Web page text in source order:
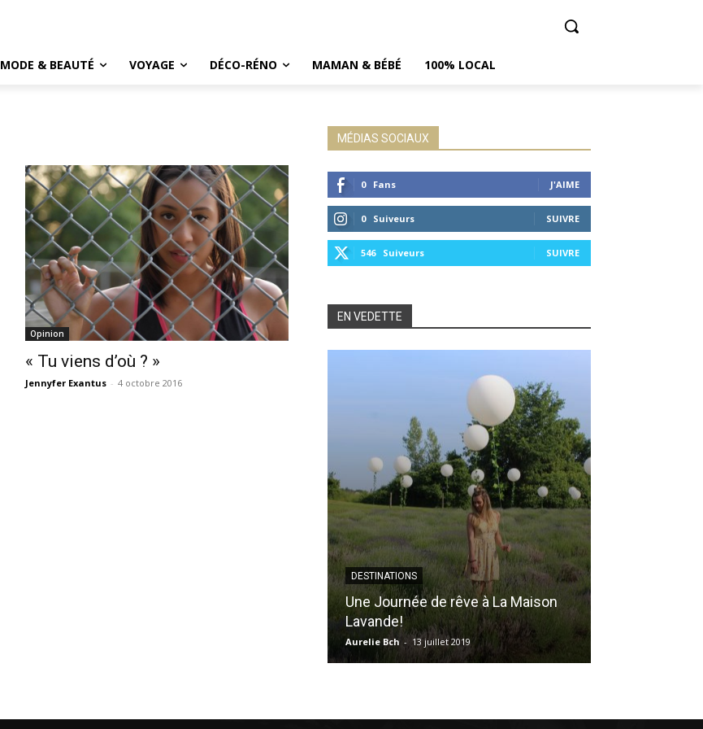
MODE & BEAUTÉ VOYAGE DÉCO-RÉNO MAMAN & BÉBÉ 100% LOCAL
Opinion
« Tu viens d’où ? »
Jennyfer Exantus - 4 octobre 2016
MÉDIAS SOCIAUX
0 Fans J'AIME
0 Suiveurs SUIVRE
546 Suiveurs SUIVRE
EN VEDETTE
DESTINATIONS
Une Journée de rêve à La Maison
Lavande!
Aurelie Bch - 13 juillet 2019